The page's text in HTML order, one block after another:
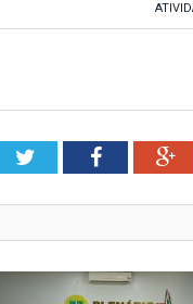
TwitterFacebook